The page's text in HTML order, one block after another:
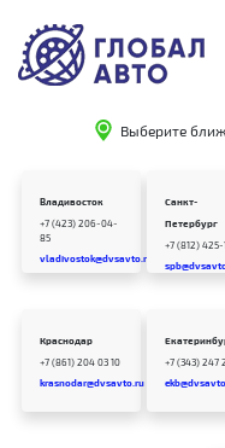
Выберите
Владивосток
+7 (423) 206-04-
85
vladivostok@dvsavto.ru
Санкт-
Петербург
+7 (812) 425-
Краснодар
+7 (861) 204 03 10
krasnodar@dvsavto.ru
+7 (343) 247